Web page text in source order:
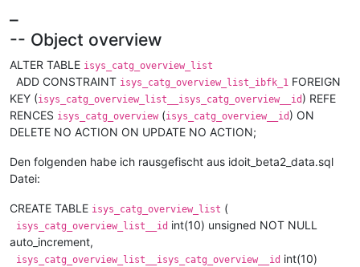
–
-- Object overview
ALTER TABLE isys_catg_overview_list
ADD CONSTRAINT isys_catg_overview_list_ibfk_1 FOREIGN
KEY (isys_catg_overview_list__isys_catg_overview__id ) REFE
RENCES isys_catg_overview (isys_catg_overview__id ) ON
DELETE NO ACTION ON UPDATE NO ACTION;
Den folgenden habe ich rausgefischt aus idoit_beta2_data.sql
Datei:
CREATE TABLE isys_catg_overview_list (
isys_catg_overview_list__id int(10) unsigned NOT NULL
auto_increment,
isys_catg_overview_list__isys_catg_overview__id int(10)